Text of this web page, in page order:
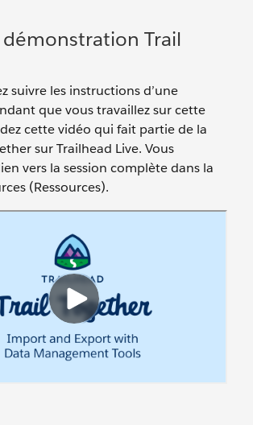
Trail
suivre les instructions d’une
que vous travaillez sur cette
cette vidéo qui fait partie de la
sur Trailhead Live. Vous
vers la session complète dans la
(Ressources).